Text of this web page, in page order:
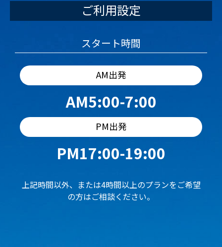
ご利用設定
スタート時間
AM出発
AM5:00-7:00
PM出発
PM17:00-19:00
上記時間以外、または4時間以上のプランをご希望
の方はご相談ください。